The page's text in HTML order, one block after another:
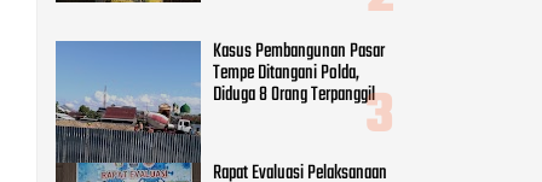
Kasus Pembangunan Pasar
Tempe Ditangani Polda,
Diduga 8 Orang Terpanggil
Rapat Evaluasi Pelaksanaan